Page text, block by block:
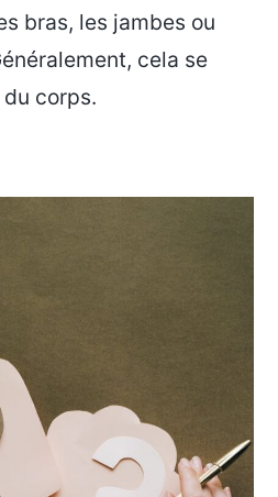
bras, les jambes ou
cela se
corps.